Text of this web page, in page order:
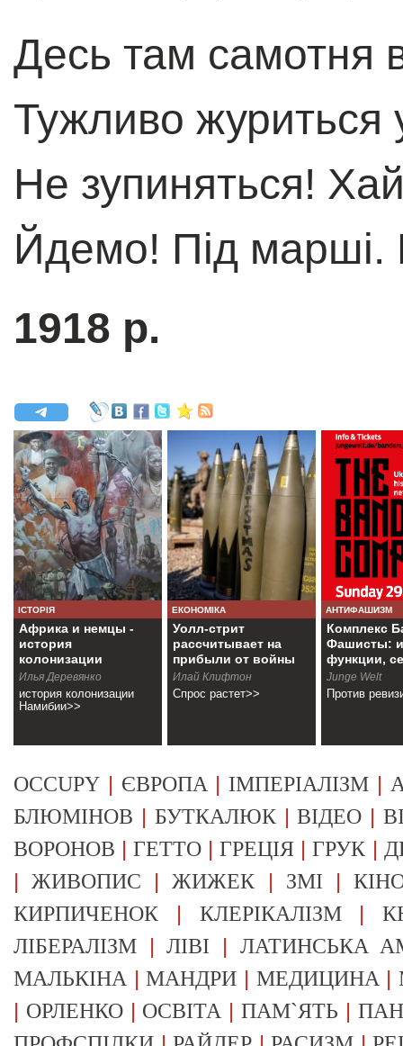
Десь там самотня
Тужливо журиться
Не зупиняться!
Йдемо! Під марші.
1918 р.
ІСТОРІЯ
Африка и немцы -
история
колонизации
Намибии
Илья Деревянко
история колонизации
Намибии>>
ЕКОНОМІКА
Уолл-стрит
рассчитывает на
прибыли от войны
Илай Клифтон
Спрос растет>>
АНТИФАШИЗМ
Комплекс
Фашисты:
функции,
Junge Welt
Против
OCCUPY | ЄВРОПА | ІМПЕРІАЛІЗМ |
БЛЮМІНОВ | БУТКАЛЮК|ВІДЕО |
ВОРОНОВ |ГЕТТО |ГРЕЦІЯ |ГРУК |
|ЖИВОПИС |ЖИЖЕК | ЗМІ |
КИРПИЧЕНОК | КЛЕРІКАЛІЗМ|
ЛІБЕРАЛІЗМ |ЛІВІ | ЛАТИНСЬКА
МАЛЬКІНА |МАНДРИ | МЕДИЦИНА |
| ОРЛЕНКО| ОСВІТА |ПАМ`ЯТЬ |